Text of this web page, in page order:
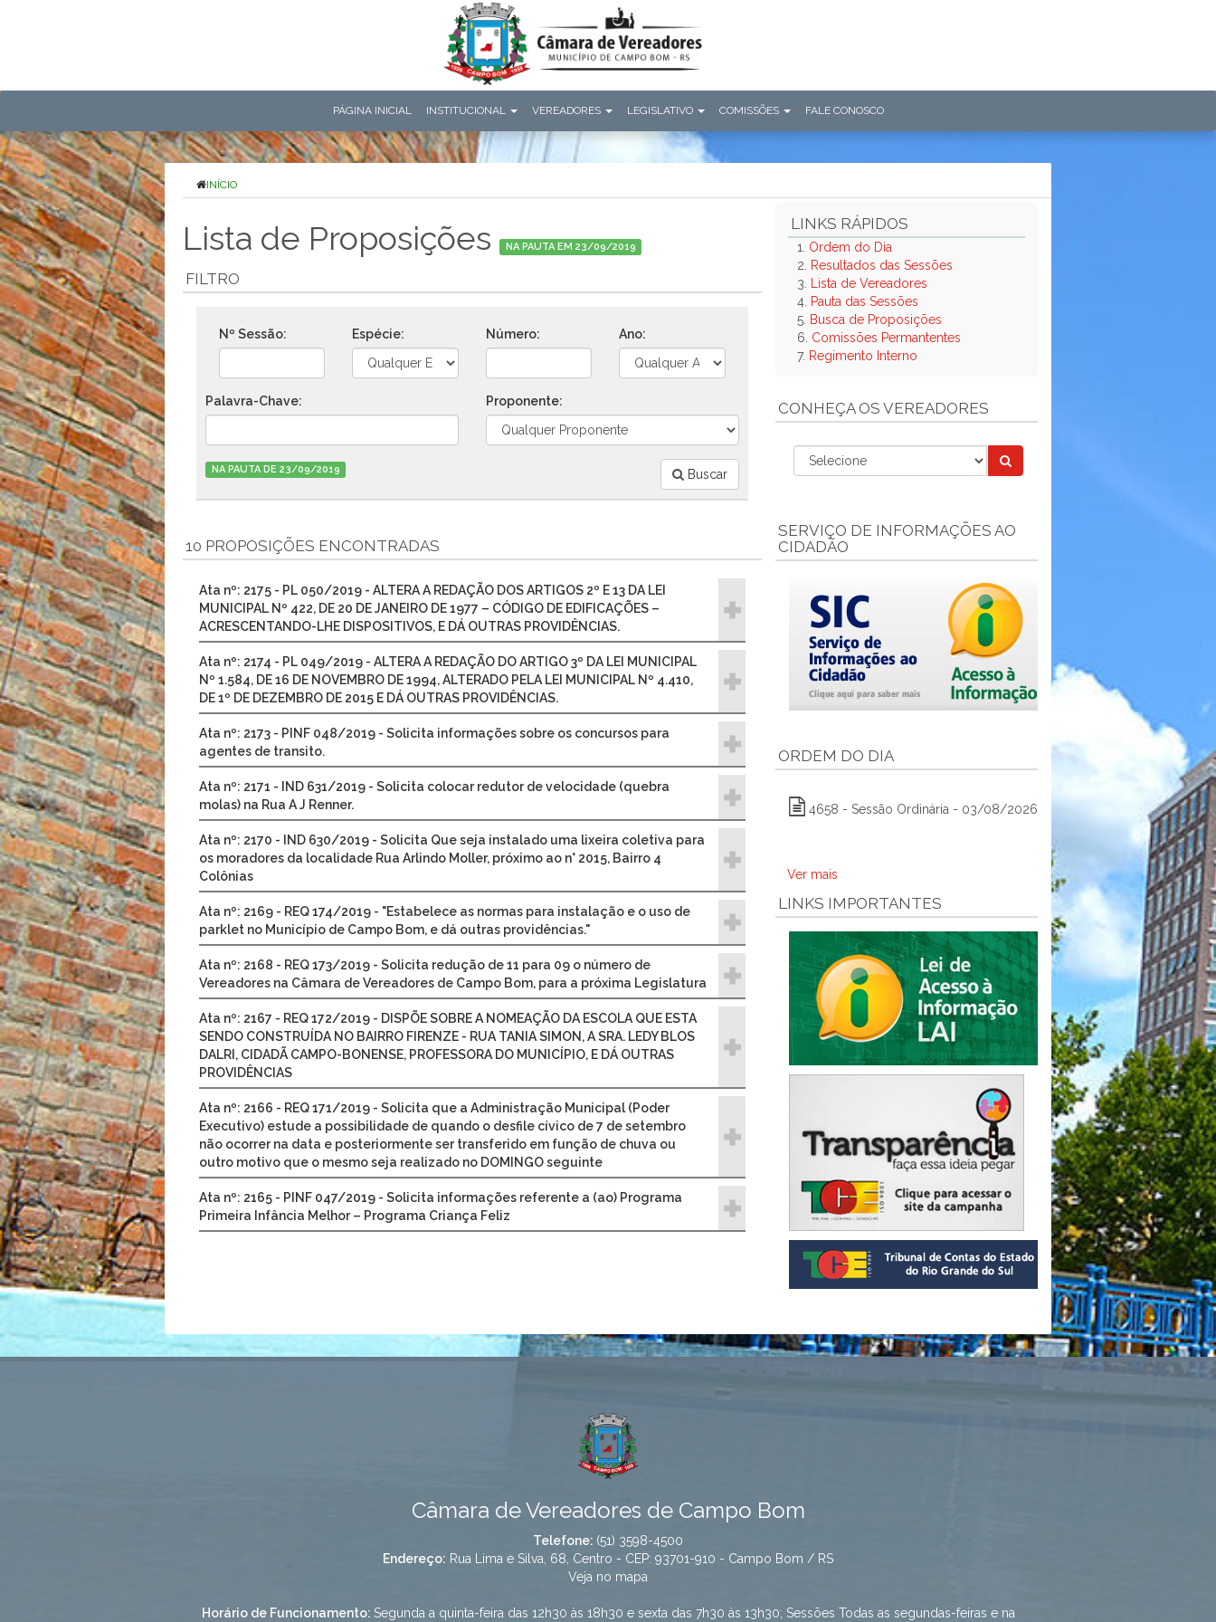
PÁGINA INICIAL INSTITUCIONAL VEREADORES LEGISLATIVO COMISSÕES FALE CONOSCO
INÍCIO
Lista de Proposições NA PAUTA EM 23/09/2019
FILTRO
Nº Sessão: Espécie: Número: Ano:
Palavra-Chave: Proponente:
NA PAUTA DE 23/09/2019 Buscar
10 PROPOSIÇÕES ENCONTRADAS
Ata nº: 2175 - PL 050/2019 - ALTERA A REDAÇÃO DOS ARTIGOS 2º E 13 DA LEI
MUNICIPAL Nº 422, DE 20 DE JANEIRO DE 1977 – CÓDIGO DE EDIFICAÇÕES –
ACRESCENTANDO-LHE DISPOSITIVOS, E DÁ OUTRAS PROVIDÊNCIAS.
Ata nº: 2174 - PL 049/2019 - ALTERA A REDAÇÃO DO ARTIGO 3º DA LEI MUNICIPAL
Nº 1.584, DE 16 DE NOVEMBRO DE 1994, ALTERADO PELA LEI MUNICIPAL Nº 4.410,
DE 1º DE DEZEMBRO DE 2015 E DÁ OUTRAS PROVIDÊNCIAS.
Ata nº: 2173 - PINF 048/2019 - Solicita informações sobre os concursos para
agentes de transito.
Ata nº: 2171 - IND 631/2019 - Solicita colocar redutor de velocidade (quebra
molas) na Rua A J Renner.
Ata nº: 2170 - IND 630/2019 - Solicita Que seja instalado uma lixeira coletiva para
os moradores da localidade Rua Arlindo Moller, próximo ao n° 2015, Bairro 4
Colônias
Ata nº: 2169 - REQ 174/2019 - "Estabelece as normas para instalação e o uso de
parklet no Município de Campo Bom, e dá outras providências."
Ata nº: 2168 - REQ 173/2019 - Solicita redução de 11 para 09 o número de
Vereadores na Câmara de Vereadores de Campo Bom, para a próxima Legislatura
Ata nº: 2167 - REQ 172/2019 - DISPÕE SOBRE A NOMEAÇÃO DA ESCOLA QUE ESTA
SENDO CONSTRUÍDA NO BAIRRO FIRENZE - RUA TANIA SIMON, A SRA. LEDY BLOS
DALRI, CIDADÃ CAMPO-BONENSE, PROFESSORA DO MUNICÍPIO, E DÁ OUTRAS
PROVIDÊNCIAS
Ata nº: 2166 - REQ 171/2019 - Solicita que a Administração Municipal (Poder
Executivo) estude a possibilidade de quando o desfile cívico de 7 de setembro
não ocorrer na data e posteriormente ser transferido em função de chuva ou
outro motivo que o mesmo seja realizado no DOMINGO seguinte
Ata nº: 2165 - PINF 047/2019 - Solicita informações referente a (ao) Programa
Primeira Infância Melhor – Programa Criança Feliz
LINKS RÁPIDOS
1. Ordem do Dia
2.
Resultados das Sessões
3.
Lista de Vereadores
4. Pauta das Sessões
5. Busca de Proposições
6. Comissões Permantentes
7. Regimento Interno
CONHEÇA OS VEREADORES
SERVIÇO DE INFORMAÇÕES AO
CIDADÃO
ORDEM DO DIA
4658 - Sessão Ordinária - 03/08/2026
Ver mais
LINKS IMPORTANTES
Câmara de Vereadores de Campo Bom
Telefone: (51) 3598-4500
Endereço: Rua Lima e Silva, 68, Centro - CEP: 93701-910 - Campo Bom / RS
Veja no mapa
Horário de Funcionamento: Segunda a quinta-feira das 12h30 às 18h30 e sexta das 7h30 às 13h30; Sessões Todas as segundas-feiras e na